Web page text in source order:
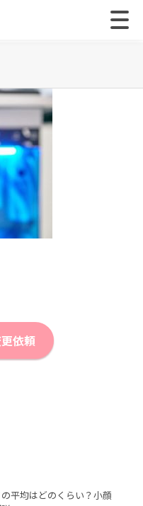
依頼
平均はどのくらい？小顔